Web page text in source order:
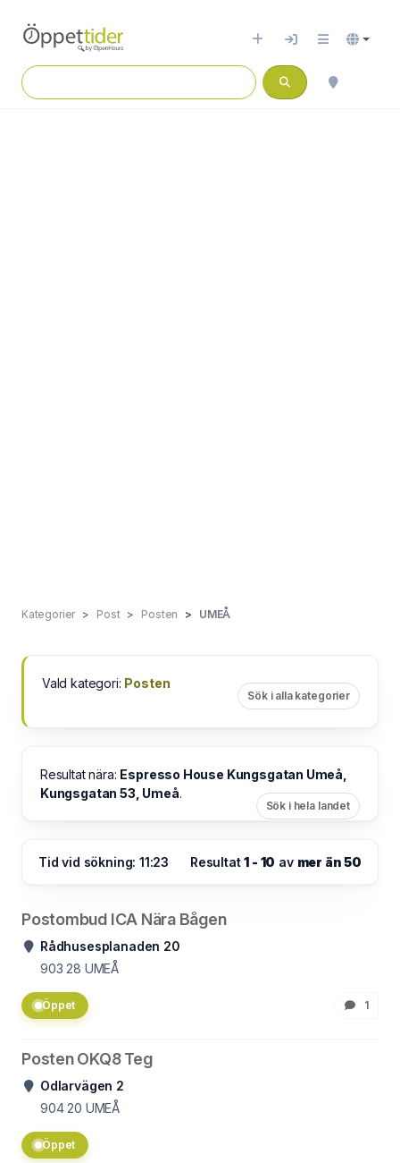
Kategorier Post Posten UMEÅ
Vald kategori: Posten
Sök i alla kategorier
Resultat nära: Espresso House Kungsgatan Umeå,
Kungsgatan 53, Umeå.
Sök i hela landet
Tid vid sökning: 11:23 Resultat1 - 10 av mer än 50
Postombud ICA Nära Bågen
Rådhusesplanaden 20
903 28 UMEÅ
Öppet 1
Posten OKQ8 Teg
Odlarvägen 2
904 20 UMEÅ
Öppet